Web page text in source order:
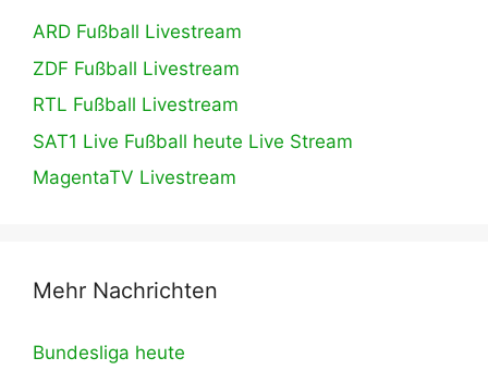
ARD Fußball Livestream
ZDF Fußball Livestream
RTL Fußball Livestream
SAT1 Live Fußball heute Live Stream
MagentaTV Livestream
Mehr Nachrichten
Bundesliga heute